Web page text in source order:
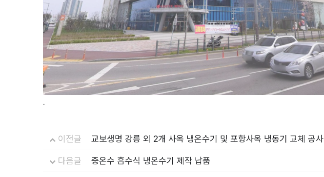
.
이전글 교보생명 강릉 외 2개 사옥 냉온수기 및 포항사옥 냉동기 교체 공사
다음글 중온수 흡수식 냉온수기 제작 납품